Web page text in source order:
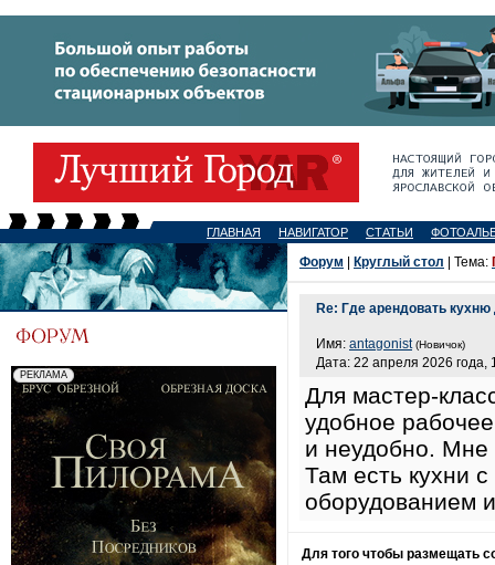
ГЛАВНАЯ НАВИГАТОР СТАТЬИ
Форум Круглый стол | Тема:
Re: Где арендовать
Имя: antagonist (Новичок)
Дата: 22 апреля 2026 года,
Для
удобное
и неудобно.
Там есть кухни
оборудованием
Для того чтобы размещать